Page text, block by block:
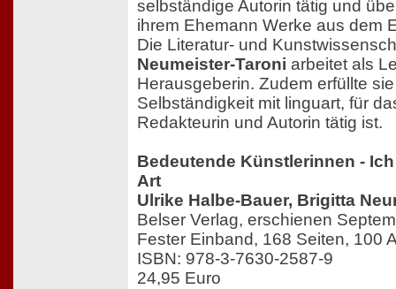
selbständige Autorin tätig und
ihrem Ehemann Werke aus dem
Die Literatur- und
Neumeister-Taroni arbeitet als
Herausgeberin. Zudem erfüllte
Selbständigkeit mit linguart, für
Redakteurin und Autorin tätig ist.
Bedeutende Künstlerinnen -
Art
Ulrike Halbe-Bauer, Brigitta
Belser Verlag, erschienen
Fester Einband, 168 Seiten, 100
ISBN: 978-3-7630-2587-9
24,95 Euro